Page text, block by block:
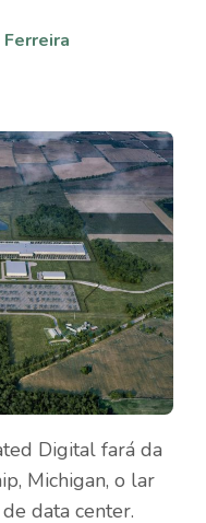
Digital fará da
Michigan, o lar
data center.